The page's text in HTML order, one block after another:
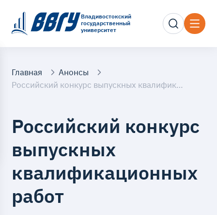
Владивостокский
государственный
университет
Главная
Анонсы
Российский конкурс выпускных квалификационных работ
Российский конкурс
выпускных
квалификационных
работ